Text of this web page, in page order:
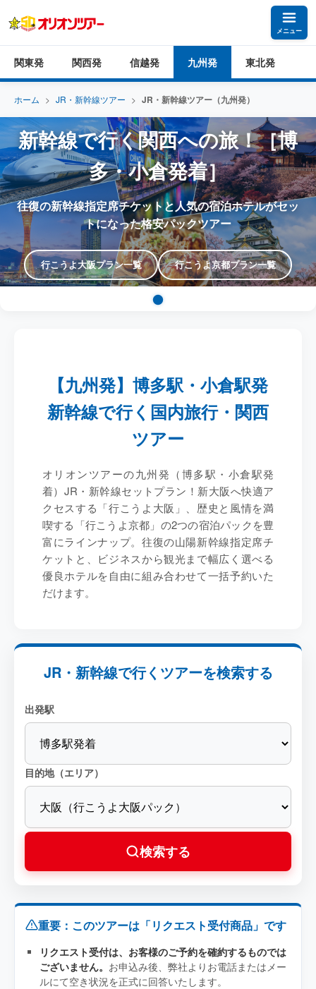
メニュー
関東発 関西発 信越発 九州発 東北発
ホーム > JR・新幹線ツアー > JR・新幹線ツアー（九州発）
新幹線で行く関西への旅！［博
多・小倉発着］
往復の新幹線指定席チケットと人気の宿泊ホテルがセッ
トになった格安パックツアー
行こうよ大阪プラン一覧 行こうよ京都プラン一覧
【九州発】博多駅・小倉駅発
新幹線で行く国内旅行・関西
ツアー
オリオンツアーの九州発（博多駅・小倉駅発
着）JR・新幹線セットプラン！新大阪へ快適ア
クセスする 「行こうよ大阪」
、歴史と風情を満
喫する 「行こうよ京都」 の2つの宿泊パックを豊
富にラインナップ。往復の山陽新幹線指定席チ
ケットと、ビジネスから観光まで幅広く選べる
優良ホテルを自由に組み合わせて一括予約いた
だけます。
JR・新幹線で行くツアーを検索する
出発駅
目的地（エリア）
検索する
重要：このツアーは「リクエスト受付商品」です
リクエスト受付は、お客様のご予約を確約するものでは
ございません。 お申込み後、弊社よりお電話またはメー
ルにて空き状況を正式に回答いたします。